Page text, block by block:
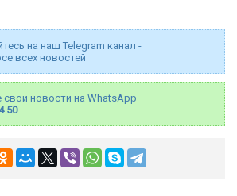
на наш Telegram канал -
всех новостей
новости на WhatsApp
50